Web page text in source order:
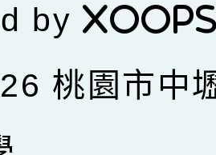
by
桃園市中